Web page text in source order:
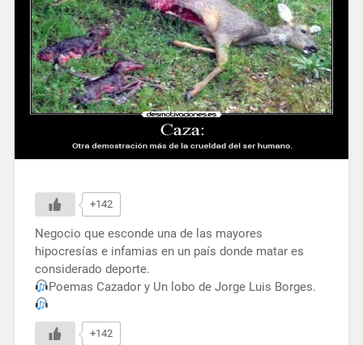
+142
Negocio que esconde una de las mayores
hipocresías e infamias en un país donde matar es
considerado deporte.
Poemas Cazador y Un lobo de Jorge Luis Borges.
+142